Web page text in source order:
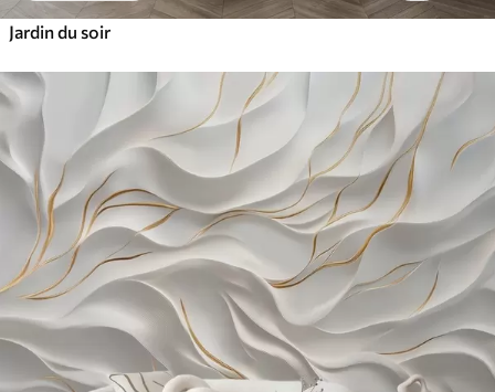
Jardin du soir